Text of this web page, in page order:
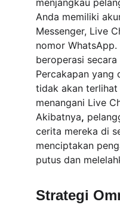
menjangkau
Anda memiliki
Messenger, Live
nomor WhatsApp.
beroperasi secara
Percakapan yang
tidak akan terlihat
menangani Live
Akibatnya,
cerita mereka di
menciptakan
putus dan
Strategi